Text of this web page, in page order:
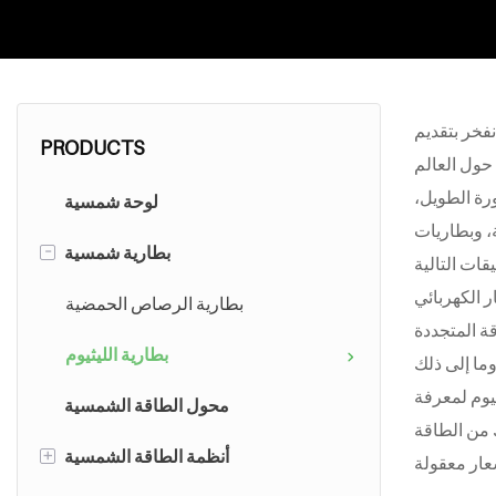
PRODUCTS
لوحة شمسية
- بطارية شمسية
بطارية الرصاص الحمضية
بطارية الليثيوم
محول الطاقة الشمسية
+ أنظمة الطاقة الشمسية
بتقديم
الطويل،
ساعة، وبطاريات بعجلات بسعات 15 كيلوواط/ساعة، وبطاريات
لمعرفة